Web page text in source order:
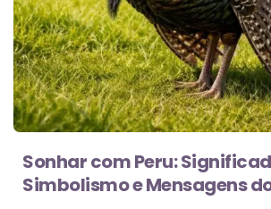
Sonhar com Peru:
Simbolismo e Mensagens